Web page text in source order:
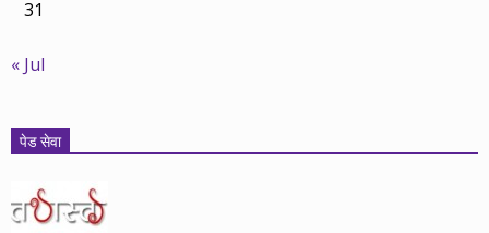
31
« Jul
पेड सेवा